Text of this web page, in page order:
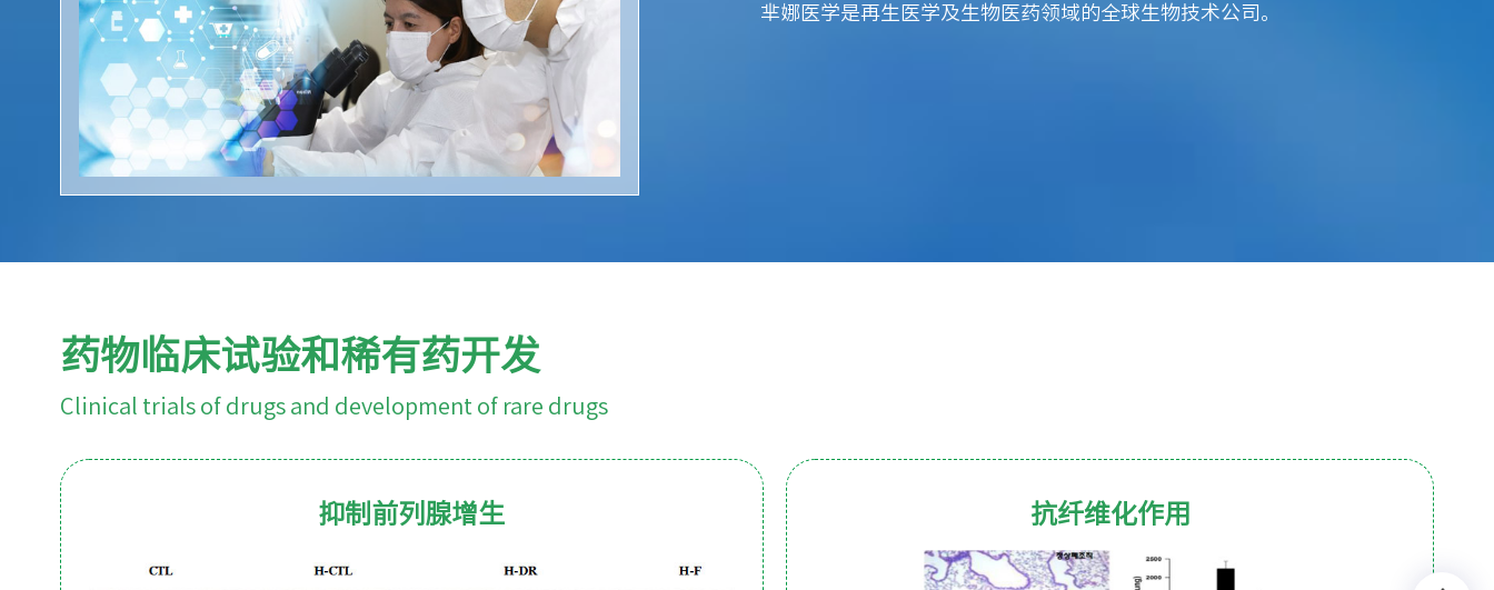
芈娜医学是再生医学及生物医药领域的全球生物技术公司。
药物临床试验和稀有药开发
Clinical trials of drugs and development of rare drugs
抑制前列腺增生 抗纤维化作用